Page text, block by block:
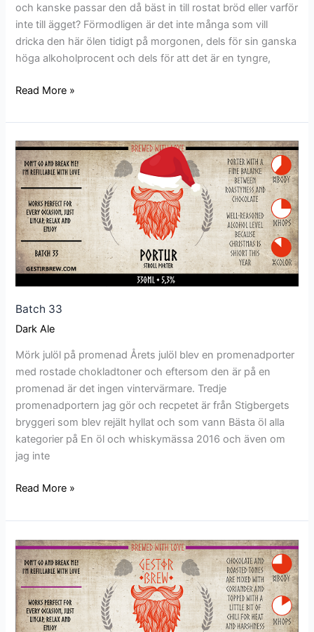
och kanske passar den då bäst in till rostat bröd eller varför
inte till ägget? Förmodligen är det inte många som vill
dricka den här ölen tidigt på morgonen, dels för sin ganska
höga alkoholprocent och dels för att det är en tyngre,
Read More »
Batch 33
Dark Ale
Mörk julöl på promenad Årets julöl blev en promenadporter
med rostade chokladtoner och eftersom den är på en
promenad är det ingen vintervärmare. Tredje
promenadportern jag gör och recpetet är från Stigbergets
bryggeri som blev rejält hyllat och som vann Bästa öl alla
kategorier på En öl och whiskymässa 2016 och även om
jag inte
Batch
33
Read More »
Batch
30